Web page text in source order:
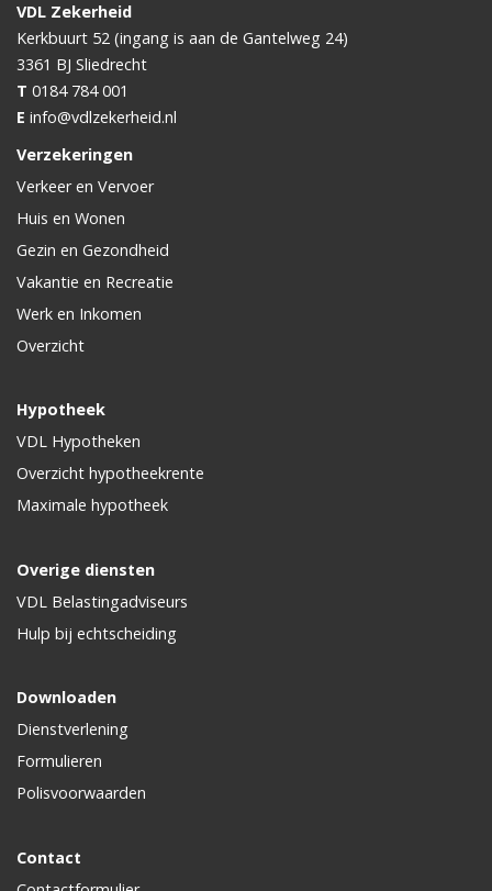
VDL Zekerheid
Kerkbuurt 52 (ingang is aan de Gantelweg 24)
3361 BJ Sliedrecht
T 0184 784 001
E info@vdlzekerheid.nl
Verzekeringen
Verkeer en Vervoer
Huis en Wonen
Gezin en Gezondheid
Vakantie en Recreatie
Werk en Inkomen
Overzicht
Hypotheek
VDL Hypotheken
Overzicht hypotheekrente
Maximale hypotheek
Overige diensten
VDL Belastingadviseurs
Hulp bij echtscheiding
Downloaden
Dienstverlening
Formulieren
Polisvoorwaarden
Contact